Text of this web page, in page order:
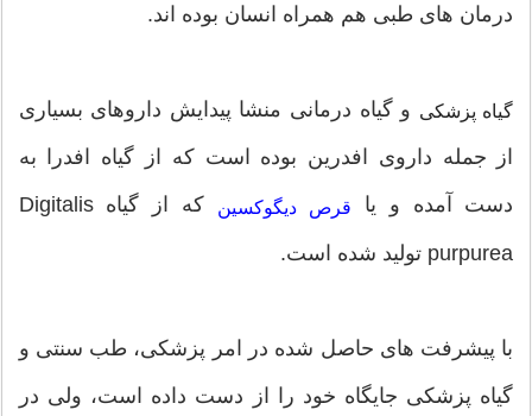
درمان های طبی هم همراه انسان بوده اند.
گیاه پزشکی و گیاه درمانی منشا پیدایش داروهای بسیاری
از جمله داروی افدرین بوده است که از گیاه افدرا به
دست آمده و یا
قرص دیگوکسین که از گیاه Digitalis
purpurea تولید شده است.
با پیشرفت های حاصل شده در امر پزشکی، طب سنتی و
گیاه پزشکی جایگاه خود را از دست داده است، ولی در